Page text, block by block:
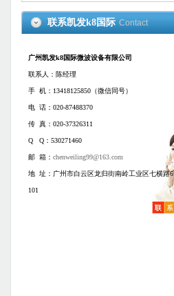
联系凯发k8国际 Contact
广州凯发k8国际微波设备有限公司
联系人：陈经理
手 机：13418125850（微信同号）
电 话：020-87488370
传 真：020-37326311
Q Q：530271460
邮 箱： chenweiling99@163.com
地 址：广州市白云区龙归街南岭工业区七横路
101